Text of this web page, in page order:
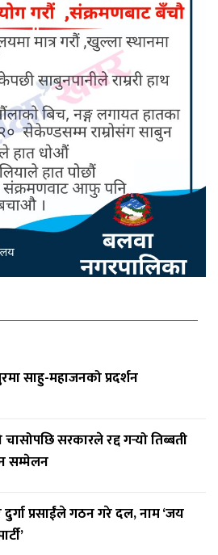
साहु-महाजनको प्रदर्शन
सरकारले रद्द गर्‍यो तिब्बती
सम्मेलन
प्रसाईंले गठन गरे दल, नाम ‘जय